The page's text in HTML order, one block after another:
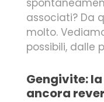
associati? Da
molto.
possibili, dalle
Gengivite:
ancora